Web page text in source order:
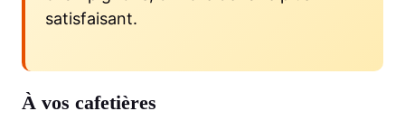
satisfaisant.
À vos cafetières